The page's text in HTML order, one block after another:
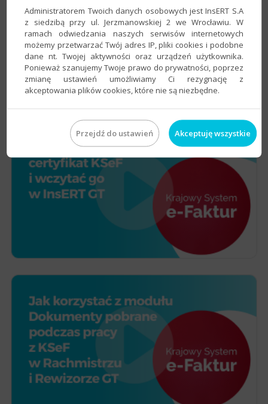
Administratorem Twoich danych osobowych jest InsERT S.A
z siedzibą przy ul. Jerzmanowskiej 2 we Wrocławiu. W
ramach odwiedzania naszych serwisów internetowych
możemy przetwarzać Twój adres IP, pliki cookies i podobne
dane nt. Twojej aktywności oraz urządzeń użytkownika.
Ponieważ szanujemy Twoje prawo do prywatności, poprzez
zmianę ustawień umożliwiamy Ci rezygnację z
akceptowania plików cookies, które nie są niezbędne.
Przejdź do ustawień Akceptuję wszystkie